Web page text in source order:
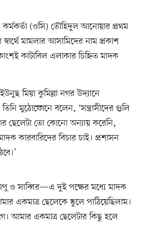
কর্মকর্তা (ওসি) তৌহিদুল আনোয়ার প্রথম
মামলার আসামিদের নাম প্রকাশ
কাটাবিল এলাকার চিহ্নিত মাদক
মিয়া কুমিল্লা নগর উদ্যানে
মুঠোফোনে বলেন, ‘সন্ত্রাসীদের গুলি
ছেলেটা তো কোনো অন্যায় করেনি,
কারবারিদের বিচার চাই। প্রশাসন
ও সাব্বির—এ দুই পক্ষের মধ্যে মাদক
একমাত্র ছেলেকে স্কুলে পাঠিয়েছিলাম।
আমার একমাত্র ছেলেটার কিছু হলে